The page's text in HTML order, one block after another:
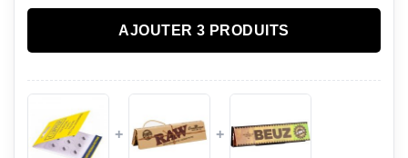
AJOUTER 3 PRODUITS
+ +